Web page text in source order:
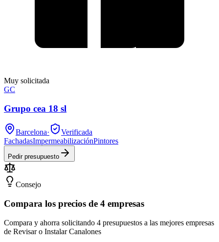
Muy solicitada
GC
Grupo cea 18 sl
Barcelona·
Verificada
FachadasImpermeabilizaciónPintores
Pedir presupuesto
Consejo
Compara los precios de 4 empresas
Compara y ahorra solicitando 4 presupuestos a las mejores empresas
de Revisar o Instalar Canalones